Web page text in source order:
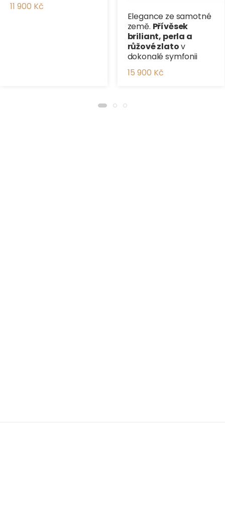
11 900 Kč
Elegance ze samotné
země. Přívěsek
briliant, perla a
růžové zlatov
dokonalé symfonii
15 900 Kč